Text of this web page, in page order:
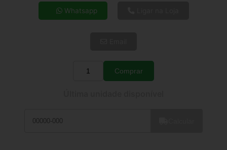
4x de R$ 27,44
5x de R$ 22,24
Whatsapp
Quantidade
Comprar